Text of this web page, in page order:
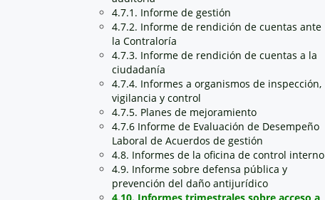
4.7.1. Informe de gestión
4.7.2. Informe de rendición de cuentas ante
la Contraloría
4.7.3. Informe de rendición de cuentas a la
ciudadanía
4.7.4. Informes a organismos de inspección,
vigilancia y control
4.7.5. Planes de mejoramiento
4.7.6 Informe de Evaluación de Desempeño
Laboral de Acuerdos de gestión
4.8. Informes de la oficina de control interno
4.9. Informe sobre defensa pública y
prevención del daño antijurídico
4.10. Informes trimestrales sobre acceso a